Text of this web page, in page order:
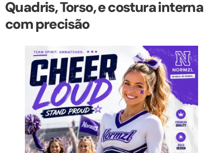
Quadris, Torso, e costura interna
com precisão